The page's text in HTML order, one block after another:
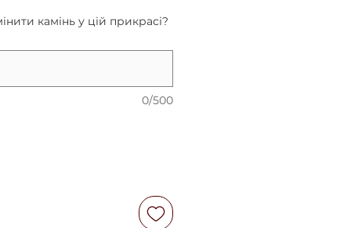
камінь у цій прикрасі?
0/500